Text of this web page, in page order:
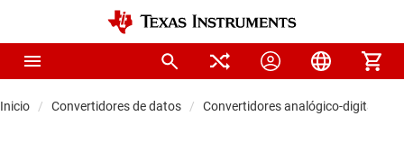
Inicio Convertidores de datos Convertidores analógico-digitales